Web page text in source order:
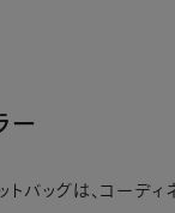
ー
トバッグは、コーデ